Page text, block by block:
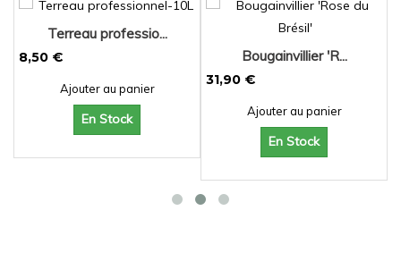
Terreau professio...
8,50 €
Ajouter au panier
En Stock
Bougainvillier 'R...
31,90 €
Ajouter au panier
En Stock